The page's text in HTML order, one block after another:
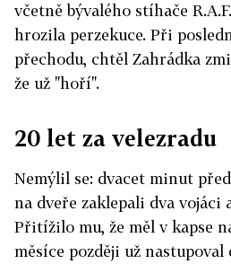
včetně bývalého stíhače
hrozila perzekuce. Při
přechodu, chtěl Zahrádka
že už "hoří".
20 let za velezradu
Nemýlil se: dvacet minut
na dveře zaklepali dva vojáci
Přitížilo mu, že měl v kapse
měsíce později už